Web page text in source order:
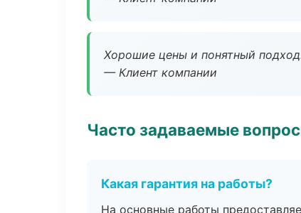
Хорошие цены и понятный
— Клиент компании
Часто задаваемые
Какая гарантия на работы?
На основные работы